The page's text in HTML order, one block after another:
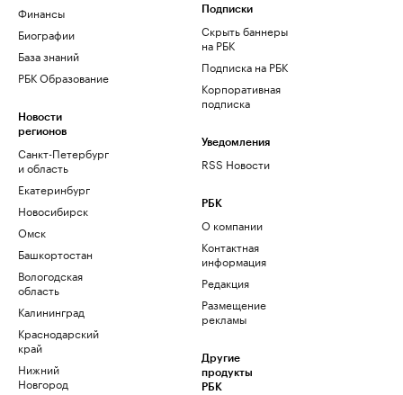
Финансы
Биографии
База знаний
РБК Образование
Новости
регионов
Санкт-Петербург
и область
Екатеринбург
Новосибирск
Омск
Башкортостан
Вологодская
область
Калининград
Краснодарский
край
Нижний
Новгород
Подписки
Скрыть баннеры
на РБК
Подписка на РБК
Корпоративная
подписка
Уведомления
RSS Новости
РБК
О компании
Контактная
информация
Редакция
Размещение
рекламы
Другие
продукты
РБК